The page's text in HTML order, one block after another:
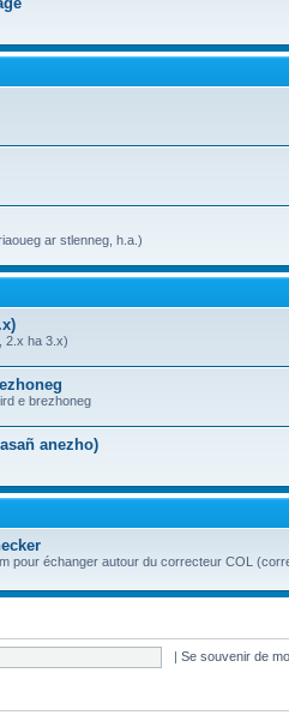
ar stlenneg, h.a.)
2.x ha 3.x)
e brezhoneg
anezho)
pour échanger autour du correcteur COL
| Se souvenir de